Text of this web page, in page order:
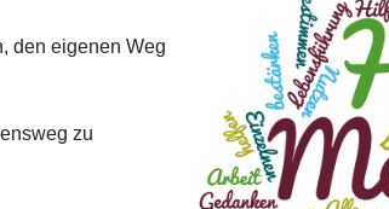
den eigenen Weg
zu